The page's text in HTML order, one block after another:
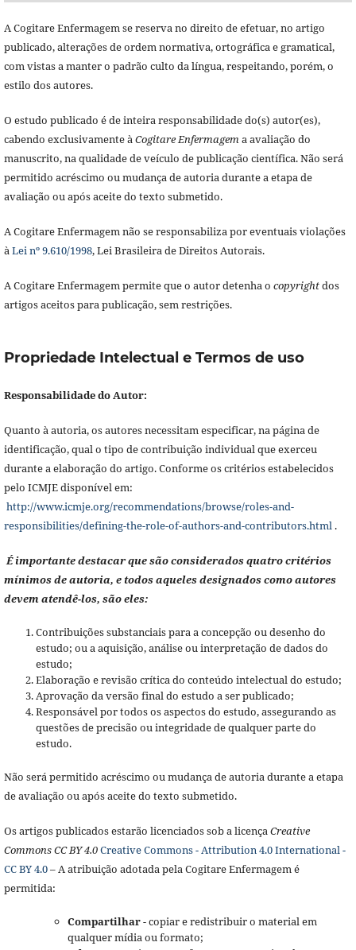
A Cogitare Enfermagem se reserva no direito de efetuar, no artigo
publicado, alterações de ordem normativa, ortográfica e gramatical,
com vistas a manter o padrão culto da língua, respeitando, porém, o
estilo dos autores.
O estudo publicado é de inteira responsabilidade do(s) autor(es),
cabendo exclusivamente àCogitare Enfermagema avaliação do
manuscrito, na qualidade de veículo de publicação científica. Não será
permitido acréscimo ou mudança de autoria durante a etapa de
avaliação ou após aceite do texto submetido.
A Cogitare Enfermagem não se responsabiliza por eventuais violações
àLei nº 9.610/1998, Lei Brasileira de Direitos Autorais.
A Cogitare Enfermagem permite que o autor detenha o copyrightdos
artigos aceitos para publicação, sem restrições.
Propriedade Intelectual e Termos de uso
Responsabilidade do Autor:
Quanto à autoria, os autores necessitam especificar, na página de
identificação, qual o tipo de contribuição individual que exerceu
durante a elaboração do artigo. Conforme os critérios estabelecidos
pelo ICMJE disponível em:
http://www.icmje.org/recommendations/browse/roles-and-
responsibilities/defining-the-role-of-authors-and-contributors.html.
É importante destacar que são considerados quatro critérios
mínimos de autoria, e todos aqueles designados como autores
devem atendê-los, são eles:
Contribuições substanciais para a concepção ou desenho do
estudo; ou a aquisição, análise ou interpretação de dados do
estudo;
Elaboração e revisão crítica do conteúdo intelectual do estudo;
Aprovação da versão final do estudo a ser publicado;
Responsável por todos os aspectos do estudo, assegurando as
questões de precisão ou integridade de qualquer parte do
estudo.
Não será permitido acréscimo ou mudança de autoria durante a etapa
de avaliação ou após aceite do texto submetido.
Os artigos publicados estarão licenciados sob a licençaCreative
Commons CC BY 4.0Creative Commons - Attribution 4.0 International -
CC BY 4.0– A atribuição adotada pela Cogitare Enfermagem é
permitida:
Compartilhar- copiar e redistribuir o material em
qualquer mídia ou formato;